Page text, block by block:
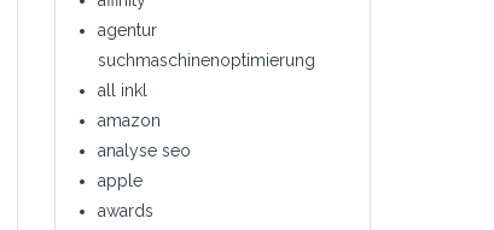
agentur
suchmaschinenoptimierung
all inkl
amazon
analyse seo
apple
awards